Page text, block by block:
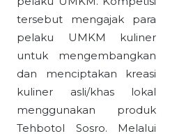
tersebut mengajak para
pelaku UMKM kuliner
untuk mengembangkan
dan menciptakan kreasi
kuliner asli/khas lokal
menggunakan produk
Tehbotol Sosro. Melalui